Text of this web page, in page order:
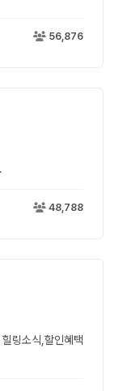
56,876
48,788
링소식,할인혜택